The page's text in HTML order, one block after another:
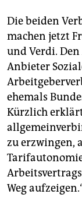
Die beiden
machen jetzt
und Verdi.
Anbieter
ehemals
Kürzlich
zu erzwingen,
Weg